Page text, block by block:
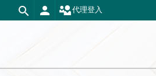
代理登入